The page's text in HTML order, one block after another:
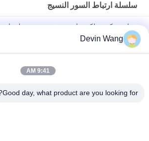
سلسلة ارتباط السور النسيج
سياج شبكي سلكي ماسي بتقنية منسوجة لسياج
للملاعب/الحدائق/المنتزهات/السياج السكني
لفافة سياج شبكي ماسي مجلفن لملاعب التنس
سد السلسلة المغطاة بالبي.في.سي.م المزودة
Devin Wang
9:41 AM
Good day, what product are you looking for?